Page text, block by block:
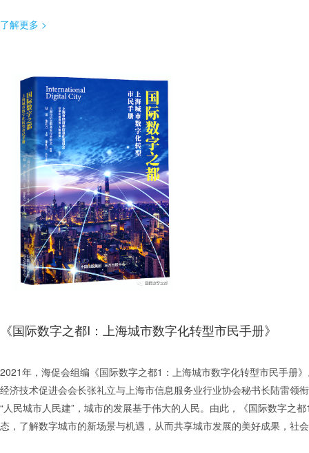
了解更多 >
《国际数字之都Ⅰ：上海城市数字化转型市民手册》
2021年，海促会组编《国际数字之都1：上海城市数字化转型市民手册
经济技术促进会会长张礼立与上海市信息服务业行业协会秘书长陆雷
“人民城市人民建”，城市的发展基于伟大的人民。由此，《国际数字之
态，了解数字城市的新场景与机遇，从而共享城市发展的美好成果，社